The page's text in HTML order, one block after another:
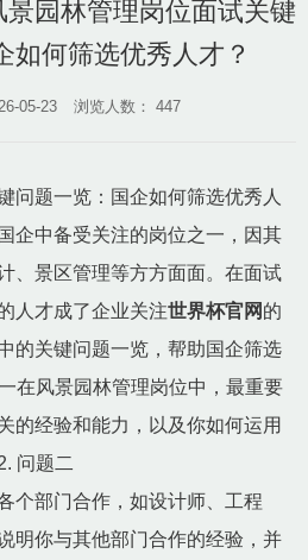
园林管理岗位面试关键
如何筛选优秀人才？
05-23 浏览人数： 447
问题一览：国企如何筛选优秀人
企中备受关注的岗位之一，因其
、景区管理等方方面面。在面试
人才成了企业关注世界杯官网 的
的关键问题一览，帮助国企筛选
在风景园林管理岗位中，最重要
的经验和能力，以及你如何运用
问题二
个部门合作，如设计师、工程
明你与其他部门合作的经验，并